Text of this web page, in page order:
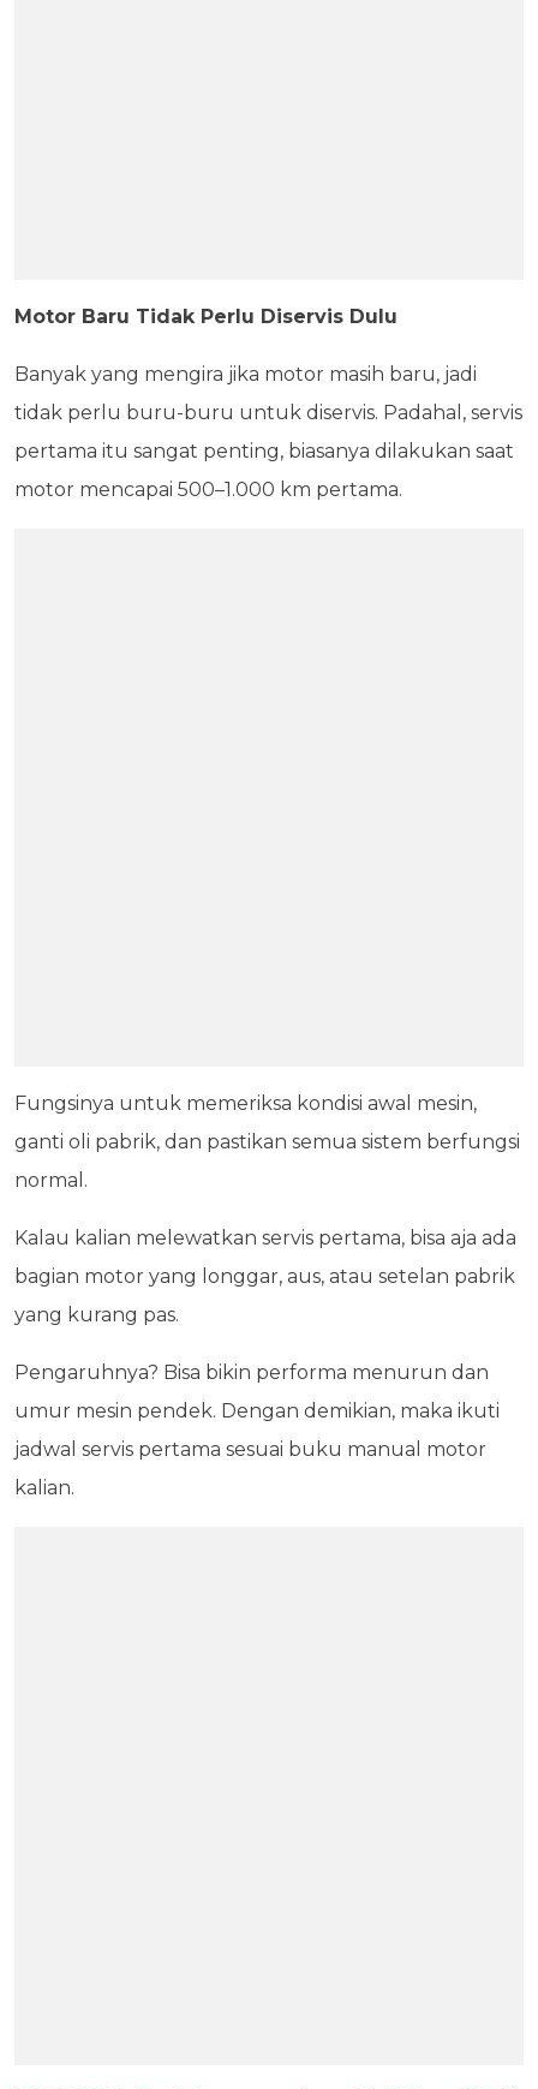
Motor Baru Tidak Perlu Diservis Dulu
Banyak yang mengira jika motor masih baru, jadi
tidak perlu buru-buru untuk diservis. Padahal, servis
pertama itu sangat penting, biasanya dilakukan saat
motor mencapai 500–1.000 km pertama.
Fungsinya untuk memeriksa kondisi awal mesin,
ganti oli pabrik, dan pastikan semua sistem berfungsi
normal.
Kalau kalian melewatkan servis pertama, bisa aja ada
bagian motor yang longgar, aus, atau setelan pabrik
yang kurang pas.
Pengaruhnya? Bisa bikin performa menurun dan
umur mesin pendek. Dengan demikian, maka ikuti
jadwal servis pertama sesuai buku manual motor
kalian.